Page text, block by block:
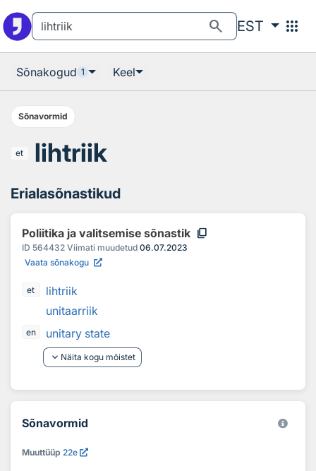
search EST apps
Sõnakogud 1 Keel
Sõnavormid
et lihtriik
Erialasõnastikud
Poliitika ja valitsemise sõnastik content_copy
ID 564432 Viimati muudetud 06.07.2023
Vaata sõnakogu
et
lihtriik
unitaarriik
en
unitary state
keyboard_arrow_down Näita kogu mõistet
Sõnavormid
Muuttüüp 22e